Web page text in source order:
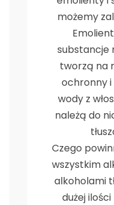
możemy
substancje
tworzą na
ochronny
wody z
należą do
Czego
wszystkim
alkoholami
dużej